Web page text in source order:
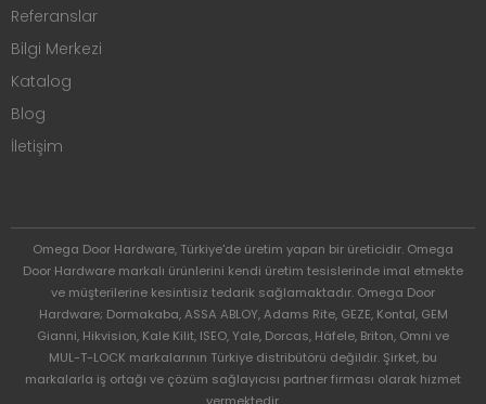
Referanslar
Bilgi Merkezi
Katalog
Blog
İletişim
Omega Door Hardware, Türkiye'de üretim yapan bir üreticidir. Omega
Door Hardware markalı ürünlerini kendi üretim tesislerinde imal etmekte
ve müşterilerine kesintisiz tedarik sağlamaktadır. Omega Door
Hardware; Dormakaba, ASSA ABLOY, Adams Rite, GEZE, Kontal, GEM
Gianni, Hikvision, Kale Kilit, ISEO, Yale, Dorcas, Häfele, Briton, Omni ve
MUL-T-LOCK markalarının Türkiye distribütörü değildir. Şirket, bu
markalarla iş ortağı ve çözüm sağlayıcısı partner firması olarak hizmet
vermektedir.